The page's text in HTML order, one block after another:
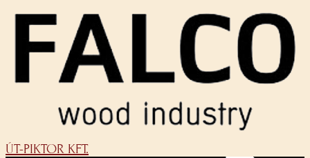
ÚT-PIKTOR KFT.